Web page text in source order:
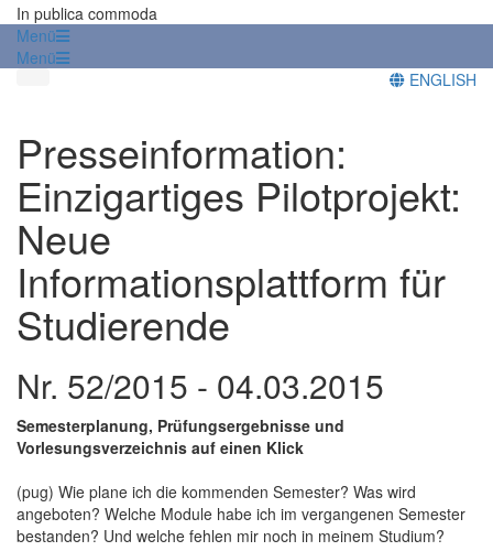
In publica commoda
Menü
Menü
ENGLISH
Presseinformation:
Einzigartiges Pilotprojekt:
Neue
Informationsplattform für
Studierende
Nr. 52/2015 - 04.03.2015
Semesterplanung, Prüfungsergebnisse und
Vorlesungsverzeichnis auf einen Klick
(pug) Wie plane ich die kommenden Semester? Was wird
angeboten? Welche Module habe ich im vergangenen Semester
bestanden? Und welche fehlen mir noch in meinem Studium?